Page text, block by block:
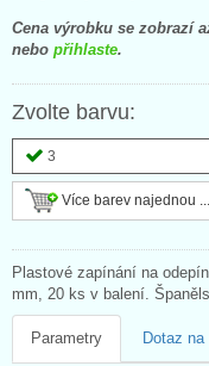
Cena výrobku se zobrazí
nebo přihlaste.
Zvolte barvu:
3
Více barev najednou ...
Plastové zapínání na
mm, 20 ks v balení.
Parametry Dotaz na